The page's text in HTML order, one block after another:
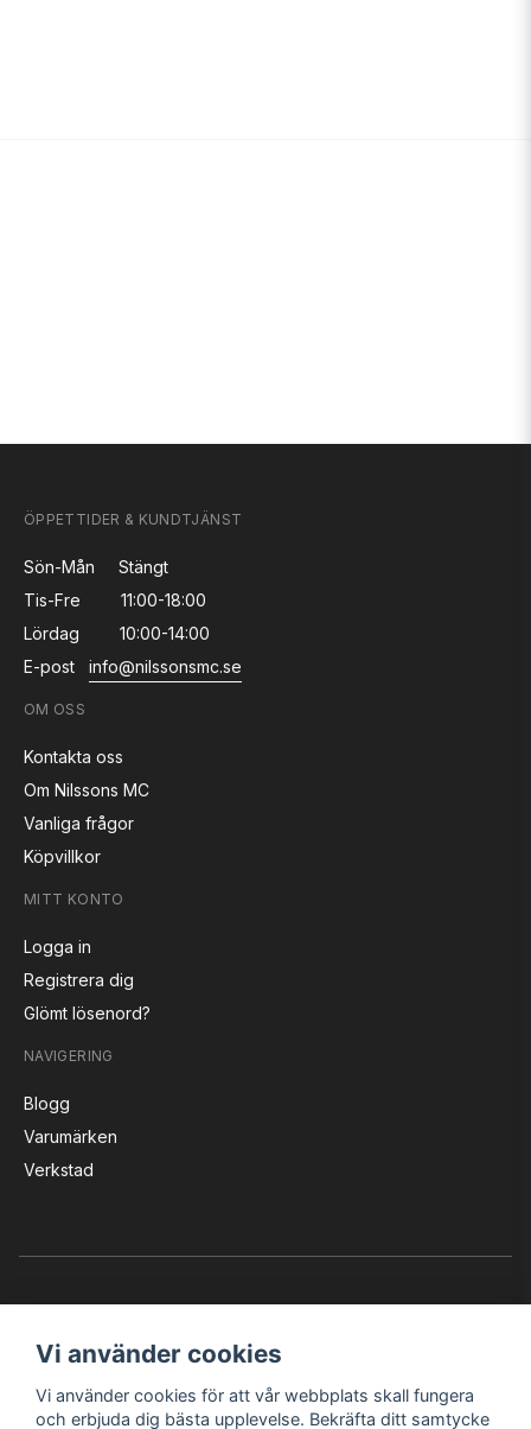
ÖPPETTIDER & KUNDTJÄNST
Sön-Mån
Stängt
Tis-Fre
11:00-18:00
Lördag
10:00-14:00
E-post
info@nilssonsmc.se
OM OSS
Kontakta oss
Om Nilssons MC
Vanliga frågor
Köpvillkor
MITT KONTO
Logga in
Registrera dig
Glömt lösenord?
NAVIGERING
Blogg
Varumärken
Verkstad
Instagram Facebook YouTube
Vi använder cookies
Vi använder cookies för att vår webbplats skall fungera
och erbjuda dig bästa upplevelse. Bekräfta ditt samtycke